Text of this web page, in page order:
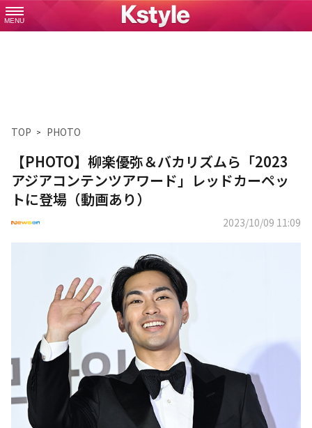
MENU
TOP PHOTO
【PHOTO】柳楽優弥＆バカリズムら「2023
アジアコンテンツアワード」レッドカーペッ
トに登場（動画あり）
2023/10/09 11:09